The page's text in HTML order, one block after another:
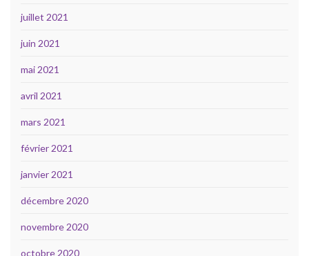
juillet 2021
juin 2021
mai 2021
avril 2021
mars 2021
février 2021
janvier 2021
décembre 2020
novembre 2020
octobre 2020